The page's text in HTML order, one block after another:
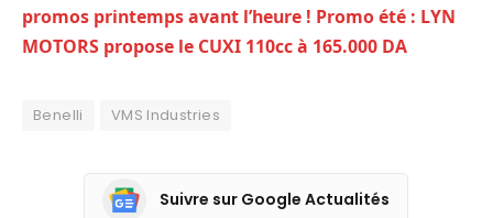
promos printemps avant l’heure ! Promo été : LYN
MOTORS propose le CUXI 110cc à 165.000 DA
Benelli VMS Industries
Suivre sur Google Actualités